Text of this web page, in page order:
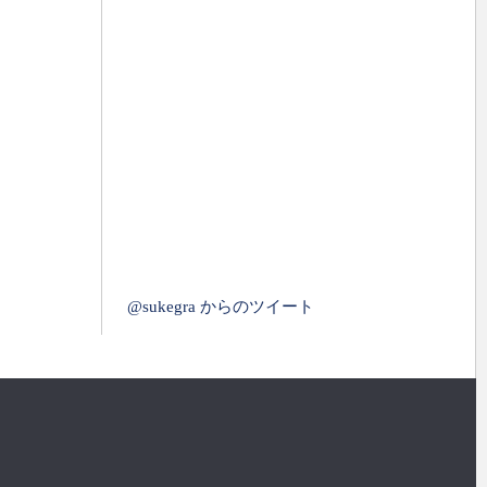
@sukegra からのツイート